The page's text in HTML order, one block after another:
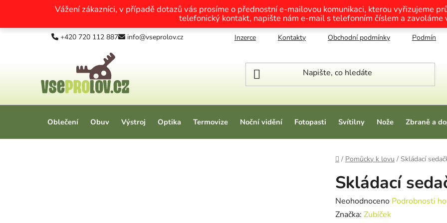
Přejít na obsah
Vážení zákazníci, v případě dotazů vás prosíme o přednostní e-mailovou komunikaci, kterou vyřizujeme
telefonický kontakt, napište nám e-mail s telefonním číslem a zavoláme
+420 720 112 887 info@vseprolov.cz Inzerce Kontakty Obchodní podmínky Podmínky
Oblečení Obuv Výstroj Optika Termovize Noční vidění Fotopasti Svítilny Nože Zbraně a
Domů
/ Pomůcky k lovu / Skládací
Skládací
Průměrné hodnocení produktu
Neohodnoceno Podrobnosti
Značka: Zubíček